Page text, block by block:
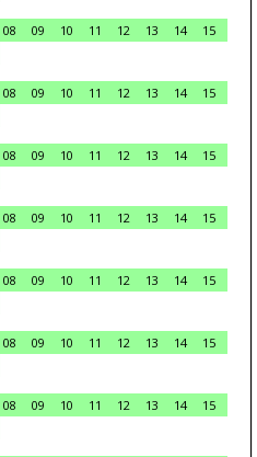
08 09 10 11 12 13 14
15
08 09 10 11 12 13 14
15
08 09 10 11 12 13 14
15
08 09 10 11 12 13 14
15
08 09 10 11 12 13 14
15
08 09 10 11 12 13 14
15
08 09 10 11 12 13 14
15